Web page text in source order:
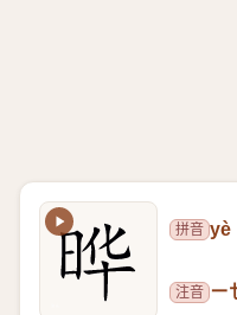
拼音 yè
注音 ㄧ